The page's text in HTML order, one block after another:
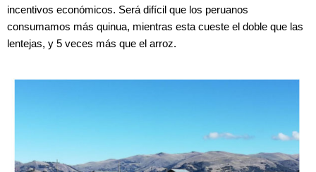
incentivos económicos. Será difícil que los peruanos
consumamos más quinua, mientras esta cueste el doble que las
lentejas, y 5 veces más que el arroz.